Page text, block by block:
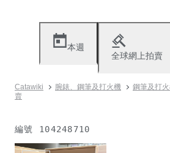
本週
全球網上拍賣
Catawiki 腕錶、鋼筆及打火機 鋼筆及打
賣
編號 104248710